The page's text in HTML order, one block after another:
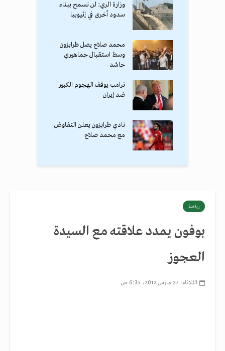
وزارة الري: لن نسمح ببناء
سدود أخرى في إثيوبيا
محمد صلاح يصل طرابزون
وسط استقبال جماهيري
حاشد
ترامب يوقف الهجوم الكبير
ضد إيران
نادي طرابزون يعلن التفاوض
مع محمد صلاح
رياضة
بوفون يمدد علاقته مع السيدة
العجوز
الثلاثاء، 27 مارس 2012، 6:35 ص